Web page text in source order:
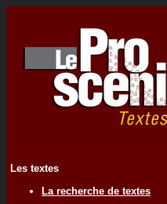
Les textes
La recherche de textes